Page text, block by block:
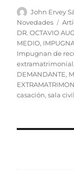
Autor
John Ervey
Novedades
DR. OCTAVIO
MEDIO,
Impugnan de
extramatrimonial
DEMANDANTE,
casación,sala civil